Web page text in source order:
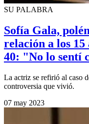
SU PALABRA
Sofía Gala,
relación a los 15
40: "No lo sentí
La actriz se refirió al caso
controversia que vivió.
07 may 2023